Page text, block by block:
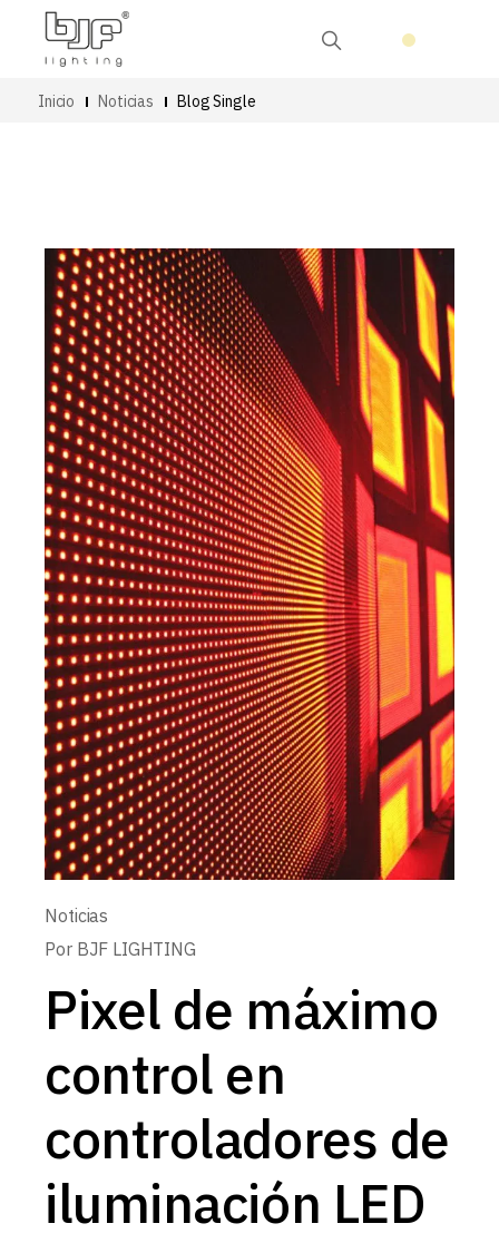
Inicio Noticias Blog Single
Noticias
Por BJF LIGHTING
Pixel de máximo
control en
controladores de
iluminación LED